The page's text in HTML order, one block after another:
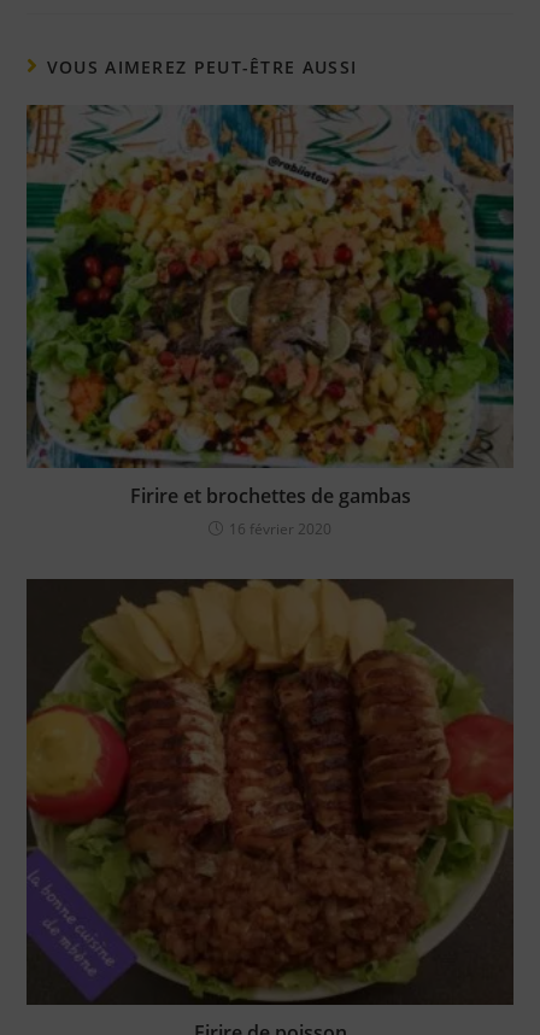
VOUS AIMEREZ PEUT-ÊTRE AUSSI
Firire et brochettes de gambas
16 février 2020